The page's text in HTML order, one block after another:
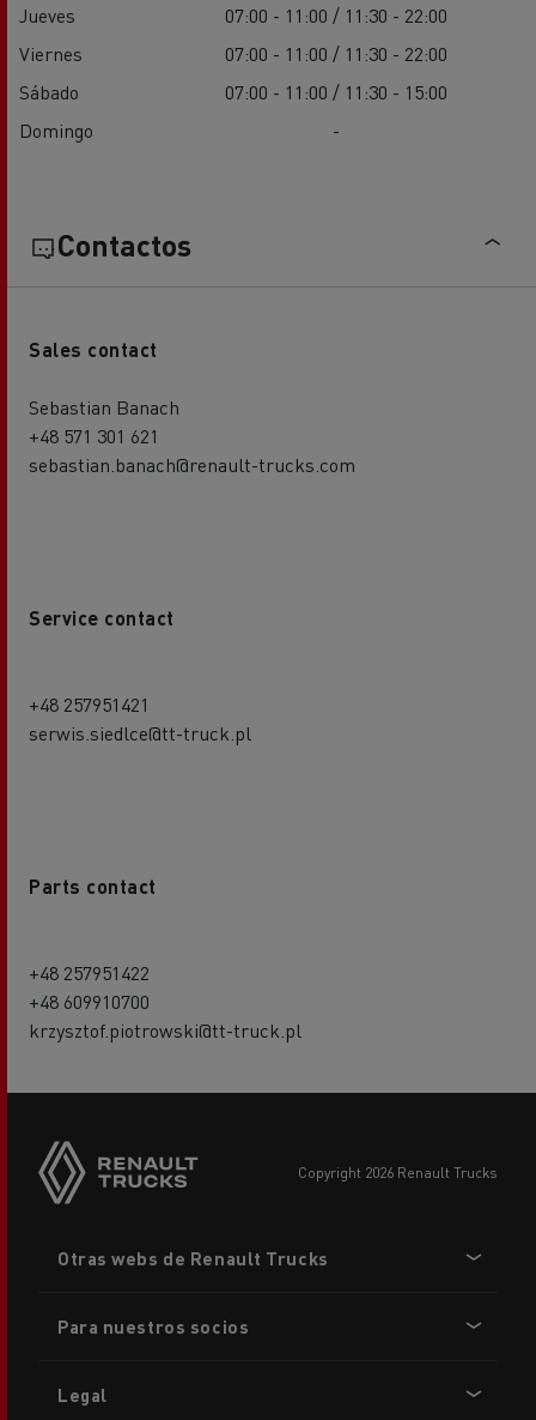
Jueves
07:00 - 11:00 / 11:30 - 22:00
Viernes
07:00 - 11:00 / 11:30 - 22:00
Sábado
07:00 - 11:00 / 11:30 - 15:00
Domingo
-
Contactos
Sales contact
Sebastian Banach
+48 571 301 621
sebastian.banach@renault-trucks.com
Service contact
+48 257951421
serwis.siedlce@tt-truck.pl
Parts contact
+48 257951422
+48 609910700
krzysztof.piotrowski@tt-truck.pl
copyright 2026 Renault Trucks
menu
Otras webs de Renault Trucks
Para nuestros socios
Legal